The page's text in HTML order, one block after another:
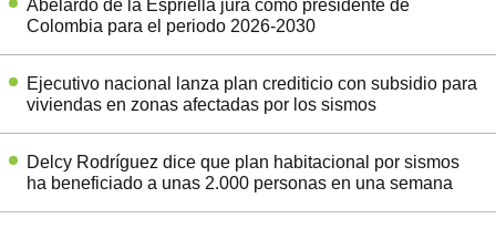
Abelardo de la Espriella jura como presidente de
Colombia para el periodo 2026-2030
Ejecutivo nacional lanza plan crediticio con subsidio para
viviendas en zonas afectadas por los sismos
Delcy Rodríguez dice que plan habitacional por sismos
ha beneficiado a unas 2.000 personas en una semana